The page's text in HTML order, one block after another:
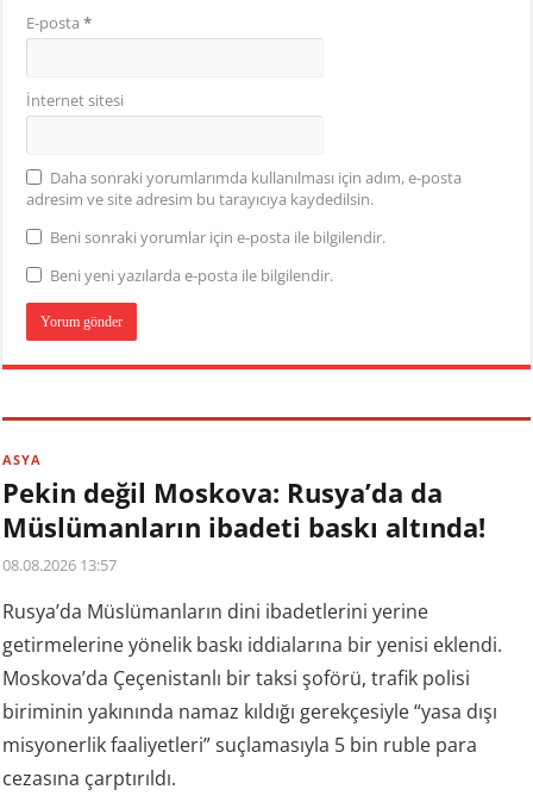
E-posta*
İnternet sitesi
Daha sonraki yorumlarımda kullanılması için adım, e-posta
adresim ve site adresim bu tarayıcıya kaydedilsin.
Beni sonraki yorumlar için e-posta ile bilgilendir.
Beni yeni yazılarda e-posta ile bilgilendir.
ASYA
Pekin değil Moskova: Rusya’da da
Müslümanların ibadeti baskı altında!
08.08.2026 13:57
Rusya’da Müslümanların dini ibadetlerini yerine
getirmelerine yönelik baskı iddialarına bir yenisi eklendi.
Moskova’da Çeçenistanlı bir taksi şoförü, trafik polisi
biriminin yakınında namaz kıldığı gerekçesiyle “yasa dışı
misyonerlik faaliyetleri” suçlamasıyla 5 bin ruble para
cezasına çarptırıldı.